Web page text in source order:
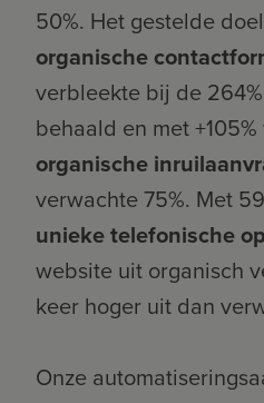
50%. Het gestelde
organische
verbleekte bij de
behaald en met
organische
verwachte 75%. Met
unieke telefonische
website uit organisch
keer hoger uit dan
Onze